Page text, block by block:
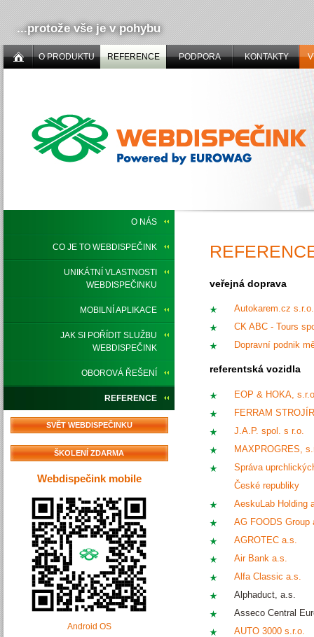
...protože vše je v pohybu
O PRODUKTU REFERENCE PODPORA KONTAKTY
O NÁS
CO JE TO WEBDISPEČINK
UNIKÁTNÍ VLASTNOSTI
WEBDISPEČINKU
MOBILNÍ APLIKACE
JAK SI POŘÍDIT SLUŽBU
WEBDISPEČINK
OBOROVÁ ŘEŠENÍ
REFERENCE
SVĚT WEBDISPEČINKU
ŠKOLENÍ ZDARMA
Webdispečink mobile
Android OS
veřejná doprava
Autokarem.cz s.r.o.
CK ABC - Tours
Dopravní podnik
referentská vozidla
EOP & HOKA,
FERRAM
J.A.P. spol. s r.o.
MAXPROGRES,
Správa
České republiky
AeskuLab Holding
AG FOODS Group
AGROTEC a.s.
Air Bank a.s.
Alfa Classic a.s.
Alphaduct, a.s.
Asseco Central
AUTO 3000 s.r.o.